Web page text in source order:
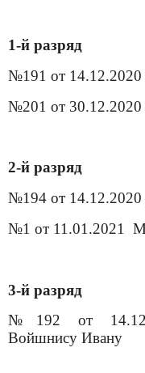
1-й разряд
№191 от
№201 от
2-й разряд
№194 от
№1 от 11.01.2021
3-й разряд
№192 от
Войшнису Ивану